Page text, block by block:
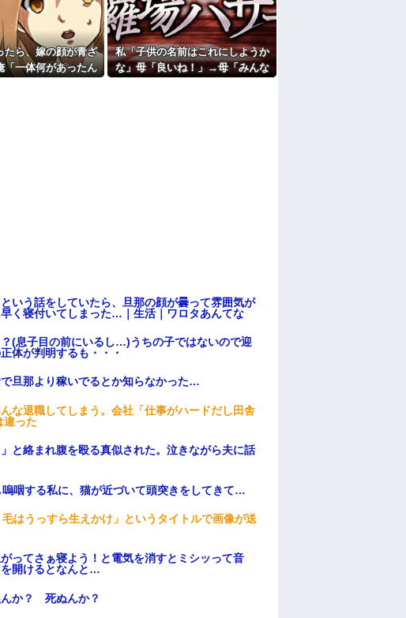
た。私「エプロン持って行った方がいいよね」旦那
んなもん買うなら今後一切金を出さねぇぞ」私「え
べてみたよ
たら、嫁の顔が青ざ
「一体何があったん
私「子供の名前はこれにしようか
な」母「良いね！」→母「みんな
いう話をしていたら、旦那の顔が曇って雰囲気が
く寝付いてしまった…｜生活｜ワロタあんてな
(息子目の前にいるし…)うちの子ではないので迎
体が判明するも・・・
旦那より稼いでるとか知らなかった…
な退職してしまう。会社「仕事がハードだし田舎
った
と絡まれ腹を殴る真似された。泣きながら夫に話
咽する私に、猫が近づいて頭突きをしてきて…
はうっすら生えかけ」というタイトルで画像が送
ってさぁ寝よう！と電気を消すとミシッって音
開けるとなんと…
んか？ 死ぬんか？